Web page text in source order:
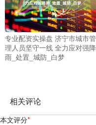
专业配资实操盘 济宁市城市管
理人员坚守一线 全力应对强降
雨_处置_城防_白梦
相关评论
本文评分*